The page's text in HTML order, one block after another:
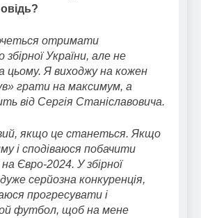
отримати
України, але не
цьому. Я виходжу на кожен
грати на максимум, а
від Сергія Станіславовича.
якщо це станеться. Якщо
і сподіваюся побачити
Євро-2024. У збірної
серйозна конкуренція,
прогресувати і
футбол, щоб на мене